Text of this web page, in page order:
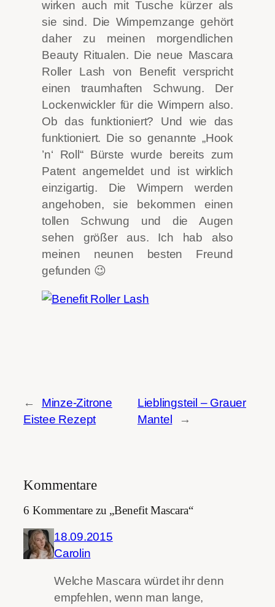
wirken auch mit Tusche kürzer als
sie sind. Die Wimpernzange gehört
daher zu meinen morgendlichen
Beauty Ritualen. Die neue Mascara
Roller Lash von Benefit verspricht
einen traumhaften Schwung. Der
Lockenwickler für die Wimpern also.
Ob das funktioniert? Und wie das
funktioniert. Die so genannte „Hook
’n‘ Roll“ Bürste wurde bereits zum
Patent angemeldet und ist wirklich
einzigartig. Die Wimpern werden
angehoben, sie bekommen einen
tollen Schwung und die Augen
sehen größer aus. Ich hab also
meinen neunen besten Freund
gefunden 😉
←
Minze-Zitrone
Eistee Rezept
Lieblingsteil – Grauer
Mantel
→
Kommentare
6 Kommentare zu „Benefit Mascara“
18.09.2015
Carolin
Welche Mascara würdet ihr denn
empfehlen, wenn man lange,